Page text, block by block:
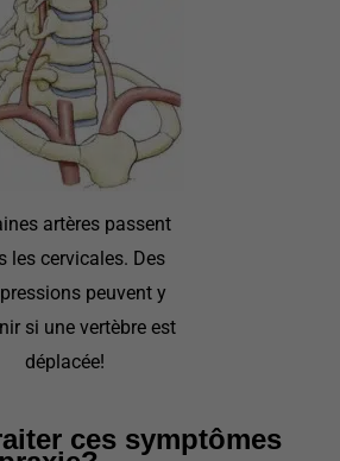
artères passent
les cervicales. Des
peuvent y
si une vertèbre est
déplacée!
ces symptômes